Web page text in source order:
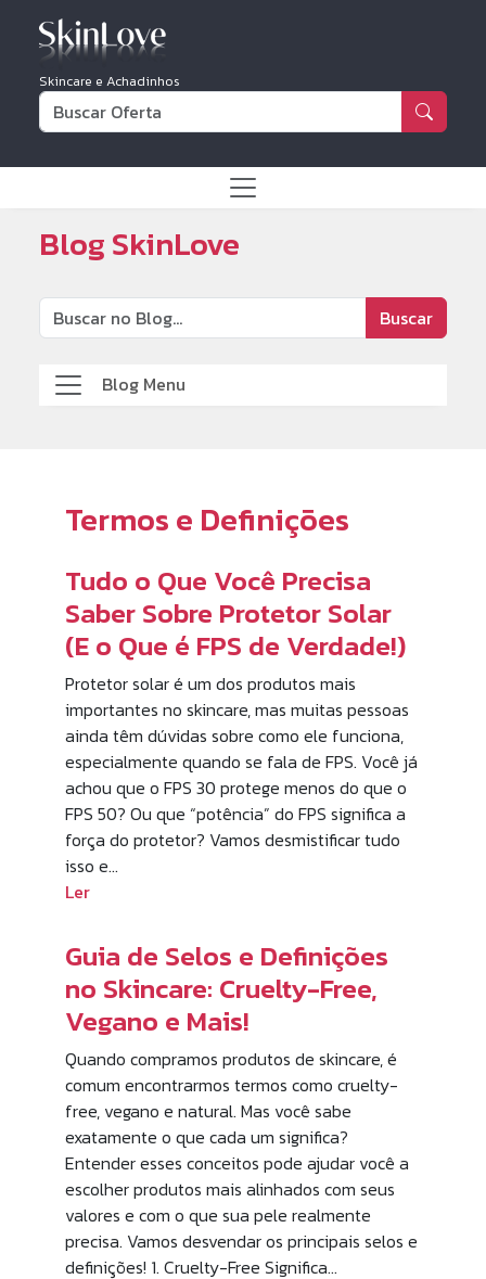
Skincare e Achadinhos
Blog SkinLove
Buscar
Blog Menu
Termos e Definições
Tudo o Que Você Precisa
Saber Sobre Protetor Solar
(E o Que é FPS de Verdade!)
Protetor solar é um dos produtos mais
importantes no skincare, mas muitas pessoas
ainda têm dúvidas sobre como ele funciona,
especialmente quando se fala de FPS. Você já
achou que o FPS 30 protege menos do que o
FPS 50? Ou que “potência” do FPS significa a
força do protetor? Vamos desmistificar tudo
isso e…
Ler
Guia de Selos e Definições
no Skincare: Cruelty-Free,
Vegano e Mais!
Quando compramos produtos de skincare, é
comum encontrarmos termos como cruelty-
free, vegano e natural. Mas você sabe
exatamente o que cada um significa?
Entender esses conceitos pode ajudar você a
escolher produtos mais alinhados com seus
valores e com o que sua pele realmente
precisa. Vamos desvendar os principais selos e
definições! 1. Cruelty-Free Significa…